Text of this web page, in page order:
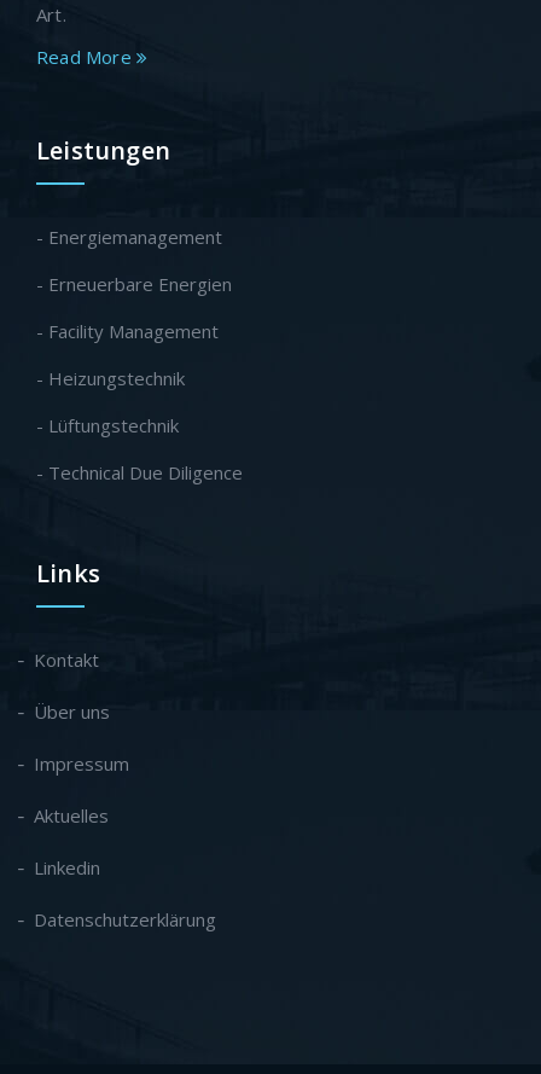
Art.
Read More
Leistungen
- Energiemanagement
- Erneuerbare Energien
- Facility Management
- Heizungstechnik
- Lüftungstechnik
- Technical Due Diligence
Links
Kontakt
Über uns
Impressum
Aktuelles
Linkedin
Datenschutzerklärung